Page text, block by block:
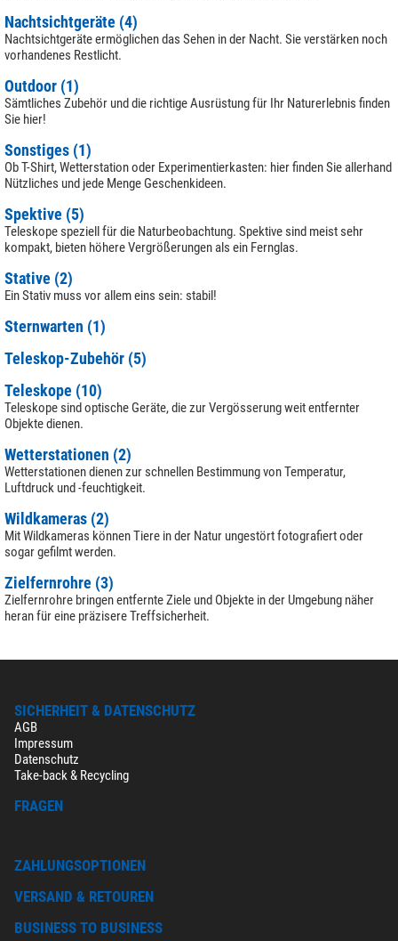
Nachtsichtgeräte (4)
Nachtsichtgeräte ermöglichen das Sehen in der Nacht. Sie verstärken noch
vorhandenes Restlicht.
Outdoor (1)
Sämtliches Zubehör und die richtige Ausrüstung für Ihr Naturerlebnis finden
Sie hier!
Sonstiges (1)
Ob T-Shirt, Wetterstation oder Experimentierkasten: hier finden Sie allerhand
Nützliches und jede Menge Geschenkideen.
Spektive (5)
Teleskope speziell für die Naturbeobachtung. Spektive sind meist sehr
kompakt, bieten höhere Vergrößerungen als ein Fernglas.
Stative (2)
Ein Stativ muss vor allem eins sein: stabil!
Sternwarten (1)
Teleskop-Zubehör (5)
Teleskope (10)
Teleskope sind optische Geräte, die zur Vergösserung weit entfernter
Objekte dienen.
Wetterstationen (2)
Wetterstationen dienen zur schnellen Bestimmung von Temperatur,
Luftdruck und -feuchtigkeit.
Wildkameras (2)
Mit Wildkameras können Tiere in der Natur ungestört fotografiert oder
sogar gefilmt werden.
Zielfernrohre (3)
Zielfernrohre bringen entfernte Ziele und Objekte in der Umgebung näher
heran für eine präzisere Treffsicherheit.
SICHERHEIT & DATENSCHUTZ
AGB
Impressum
Datenschutz
Take-back & Recycling
FRAGEN
ZAHLUNGSOPTIONEN
VERSAND & RETOUREN
BUSINESS TO BUSINESS